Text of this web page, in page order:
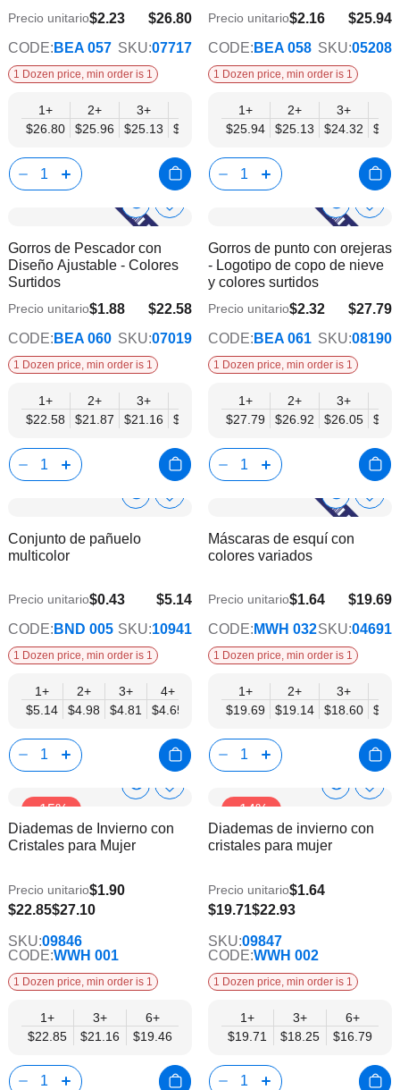
deseos
$26.80
$21.78
Precio unitario$2.23
CODE: BEA 057 SKU:07717
1 Dozen price, min order is 1
1+
$26.80
2+
$25.96
3+
$25.13
$24.29
6+
$23.45
9+
$22.61
12+
$21.78
$25.94
$21.07
Precio unitario$2.16
CODE: BEA 058 SKU:05208
1 Dozen price, min order is 1
1+
$25.94
2+
$25.13
3+
$24.32
Show
Product
Info
Añadir
lista
deseos
Gorros de Pescador con
Diseño Ajustable - Colores
Surtidos
$22.58
$18.34
Precio unitario$1.88
CODE: BEA 060 SKU:07019
1 Dozen price, min order is 1
1+
$22.58
2+
$21.87
3+
$21.16
$20.46
6+
$19.75
9+
$19.05
12+
$18.34
Show
Product
Info la
lista
Gorros de punto con orejeras
- Logotipo de copo de nieve
y colores surtidos
$27.79
$22.58
Precio unitario$2.32
CODE: BEA 061 SKU:08190
1 Dozen price, min order is 1
1+
$27.79
2+
$26.92
3+
$26.05
Show
Info
Añadir
deseos
Conjunto de pañuelo
multicolor
$5.14
$4.17
Precio unitario$0.43
CODE: BND 005 SKU:10941
1 Dozen price, min order is 1
1+
$5.14
2+
$4.98
3+
$4.81
4+
$4.65
9+
$4.33
12+
$4.17
Show
Product
Info
Máscaras de esquí con
colores variados
$19.69
$15.32
Precio unitario$1.64
CODE: MWH 032SKU:04691
1 Dozen price, min order is 1
1+
$19.69
2+
$19.14
3+
$18.60
-15%
Show
Info
Añadir
la
deseos
Diademas de Invierno con
Cristales para Mujer
$22.85$27.10
$19.46
Precio unitario$1.90
CODE:WWH 001
SKU:09846
1 Dozen price, min order is 1
1+
$22.85
3+
$21.16
6+
$19.46
-14%
Show
Info la
Diademas de invierno con
cristales para mujer
$19.71$22.93
$16.79
Precio unitario$1.64
CODE:WWH 002
SKU:09847
1 Dozen price, min order is 1
1+
$19.71
3+
$18.25
6+
$16.79